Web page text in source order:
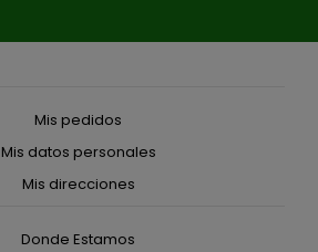
Mis pedidos
Mis datos personales
Mis direcciones
Donde Estamos